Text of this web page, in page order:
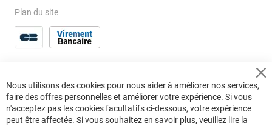
Plan du site
Nous utilisons des cookies pour nous aider à améliorer nos services,
faire des offres personnelles et améliorer votre expérience. Si vous
n'acceptez pas les cookies facultatifs ci-dessous, votre expérience
peut être affectée. Si vous souhaitez en savoir plus, veuillez lire la